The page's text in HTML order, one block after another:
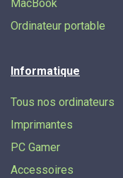
MacBook
Ordinateur portable
Informatique
Tous nos ordinateurs
Imprimantes
PC Gamer
Accessoires